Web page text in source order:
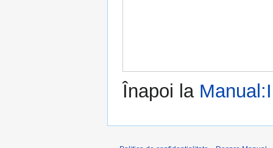
Înapoi la